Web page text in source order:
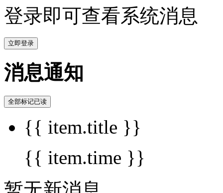
登录即可查看系统消息
立即登录
消息通知
全部标记已读
{{ item.title }}
{{ item.time }}